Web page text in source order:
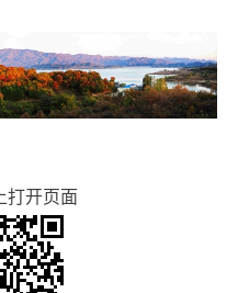
打开页面